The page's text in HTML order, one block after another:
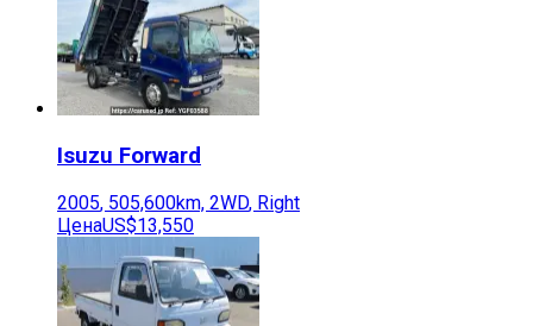
Isuzu Forward
2005, 505,600km, 2WD, Right
ЦенаUS$13,550